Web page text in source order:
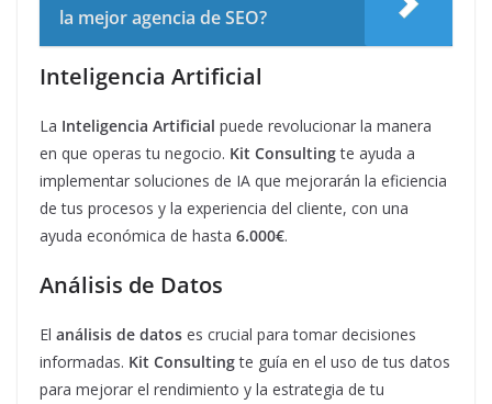
la mejor agencia de SEO?
Inteligencia Artificial
La Inteligencia Artificial puede revolucionar la manera
en que operas tu negocio. Kit Consultingte ayuda a
implementar soluciones de IA que mejorarán la eficiencia
de tus procesos y la experiencia del cliente, con una
ayuda económica de hasta 6.000€.
Análisis de Datos
El análisis de datos es crucial para tomar decisiones
informadas. Kit Consultingte guía en el uso de tus datos
para mejorar el rendimiento y la estrategia de tu